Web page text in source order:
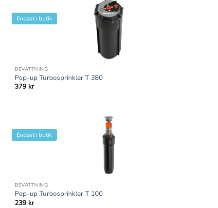
Endast i butik
BEVATTNING
Pop-up Turbosprinkler T 380
379 kr
Endast i butik
BEVATTNING
Pop-up Turbosprinkler T 100
239 kr